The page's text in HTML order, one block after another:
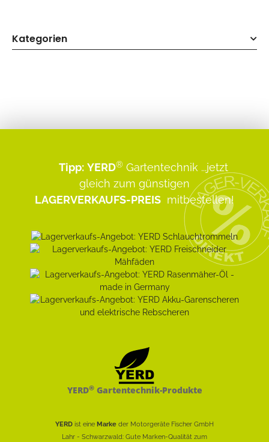
Kategorien
Tipp: YERD® Gartentechnik ...jetzt
gleich zum günstigen
LAGERVERKAUFS-PREIS mitbestellen!
YERD®Gartentechnik-Produkte
YERD ist eine Marke der Motorgeräte Fischer GmbH
Lahr - Schwarzwald: Gute Marken-Qualität zum